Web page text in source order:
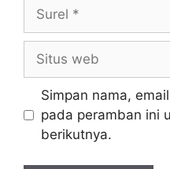
Surel
Situs
web
Simpan nama,
pada peramban ini
berikutnya.